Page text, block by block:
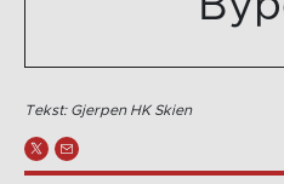
Tekst: Gjerpen HK Skien